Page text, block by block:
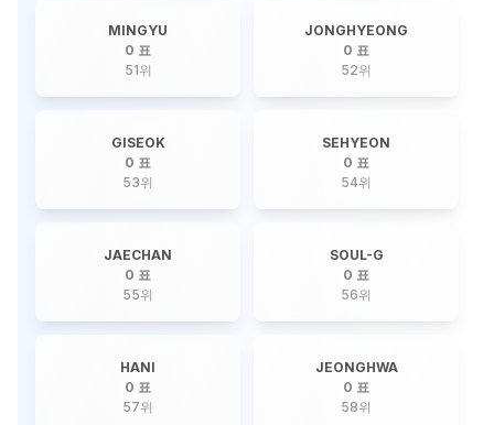
MINGYU
0 표
51위
JONGHYEONG
0 표
52위
GISEOK
0 표
53위
SEHYEON
0 표
54위
JAECHAN
0 표
55위
SOUL-G
0 표
56위
HANI
0 표
57위
JEONGHWA
0 표
58위